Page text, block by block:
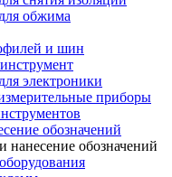
обжима
и шин
электроники
приборы
обозначений
нанесение обозначений